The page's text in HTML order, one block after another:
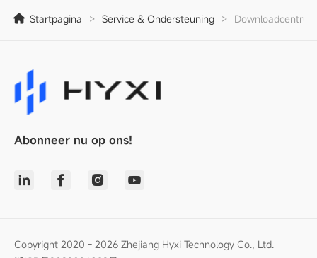
Startpagina > Service & Ondersteuning > Downloadcentrum
Abonneer nu op ons!
Copyright 2020 - 2026 Zhejiang Hyxi Technology Co., Ltd.